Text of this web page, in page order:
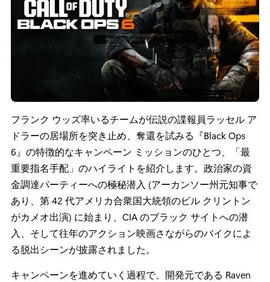
フランク ウッズ率いるチームが伝説の諜報員ラッセル ア
ドラーの居場所を突き止め、奪還を試みる『Black Ops
6』の特徴的なキャンペーン ミッションのひとつ、「最
重要指名手配」のハイライトを紹介します。政治家の資
金調達パーティーへの極秘潜入 (アーカンソー州元知事で
あり、第 42 代アメリカ合衆国大統領のビル クリントン
がカメオ出演) に始まり、CIA のブラック サイトへの潜
入、そして往年のアクション映画さながらのバイクによ
る脱出シーンが披露されました。
キャンペーンを進めていく過程で、開発元である Raven